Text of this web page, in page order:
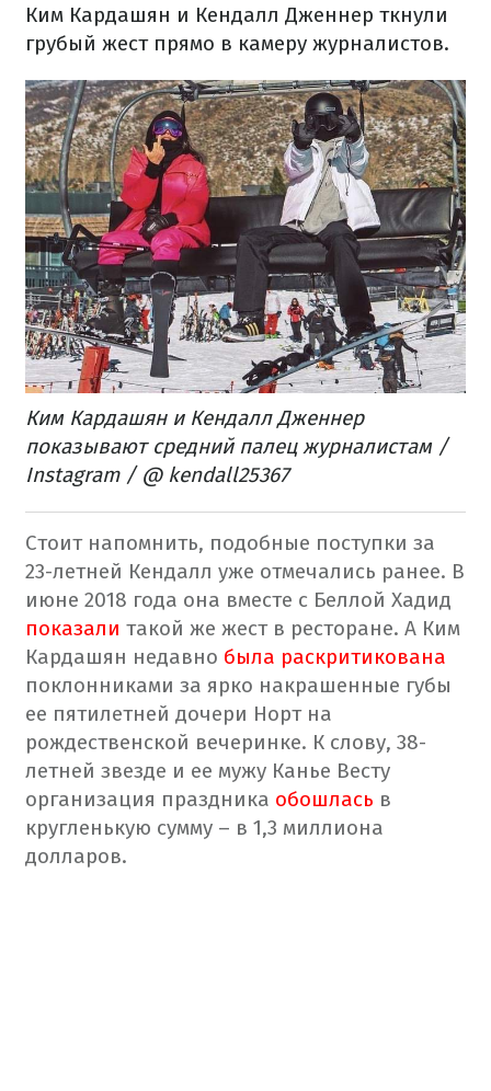
Ким Кардашян и Кендалл Дженнер ткнули
грубый жест прямо в камеру журналистов.
Ким Кардашян и Кендалл Дженнер
показывают средний палец журналистам /
Instagram / @ kendall25367
Стоит напомнить, подобные поступки за
23-летней Кендалл уже отмечались ранее. В
июне 2018 года она вместе с Беллой Хадид
показали такой же жест в ресторане. А Ким
Кардашян недавно была раскритикована
поклонниками за ярко накрашенные губы
ее пятилетней дочери Норт на
рождественской вечеринке. К слову, 38-
летней звезде и ее мужу Канье Весту
организация праздника обошлась в
кругленькую сумму – в 1,3 миллиона
долларов.